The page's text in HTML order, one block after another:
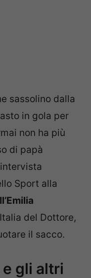
sassolino dalla
in gola per
non ha più
di papà
Sport alla
del Dottore,
il sacco.
gli altri